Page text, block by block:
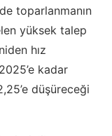
toparlanmanın
yüksek talep
hız
kadar
düşüreceği